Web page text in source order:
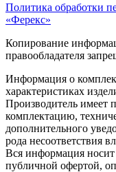
Политика обработки
«Ферекс»
Копирование
правообладателя
Информация о
характеристиках
Производитель имеет
комплектацию,
дополнительного
рода несоответствия
Вся информация носит
публичной офертой,